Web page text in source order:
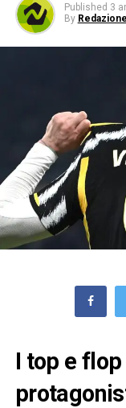
Published 3
By
I top e